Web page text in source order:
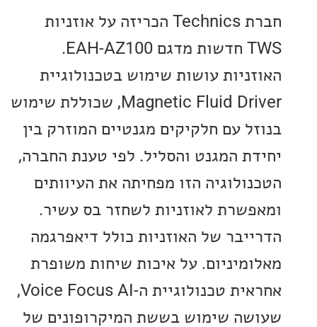
חברת Technics הכריזה על אוזניות
TWS חדשות מדגם EAH-AZ100.
עושות שימוש בטכנולוגיית
Magnetic Fluid Driver, שכוללת שימוש
עם חלקיקים מגנטיים המוזרק בין
המגנט והסליל. לפי טענת החברה,
הזו מפחיתה את העיוותים
לאוזניות לשחזר בס עשיר.
של האוזניות כולל דיאפרגמה
על איכות שיחות משופרת
אחראית טכנולוגיית ה-Voice Focus AI,
שימוש בששת המיקרופונים של